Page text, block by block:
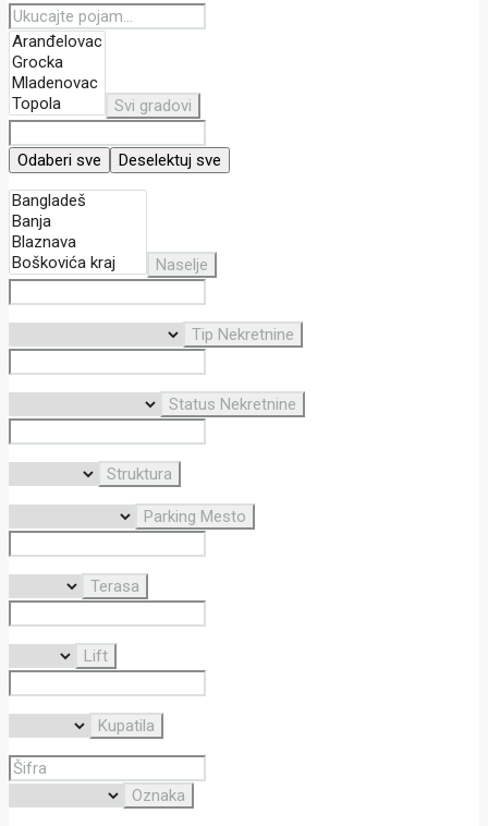
Svi gradovi
Odaberi sve Deselektuj sve
Naselje
Tip Nekretnine
Status Nekretnine
Struktura
Parking Mesto
Terasa
Lift
Kupatila
Oznaka